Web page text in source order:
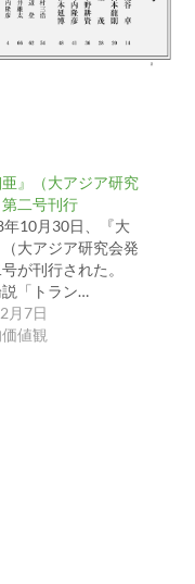
亜』（大アジア研究
二号刊行
10月30日、『大
大アジア研究会発
が刊行された。
「トラン…
月7日
値観